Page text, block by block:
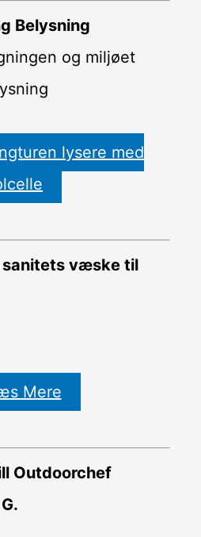
Belysning
og miljøet
lysere med
sanitets væske til
Mere
Outdoorchef